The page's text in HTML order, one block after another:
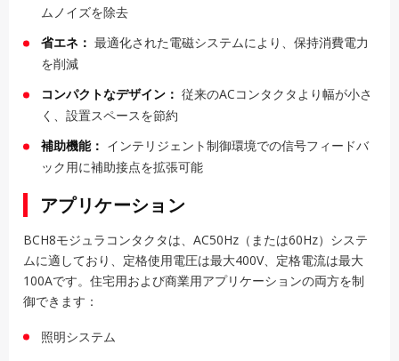
ムノイズを除去
省エネ： 最適化された電磁システムにより、保持消費電力
を削減
コンパクトなデザイン： 従来のACコンタクタより幅が小さ
く、設置スペースを節約
補助機能： インテリジェント制御環境での信号フィードバ
ック用に補助接点を拡張可能
アプリケーション
BCH8モジュラコンタクタは、AC50Hz（または60Hz）システ
ムに適しており、定格使用電圧は最大400V、定格電流は最大
100Aです。住宅用および商業用アプリケーションの両方を制
御できます：
照明システム